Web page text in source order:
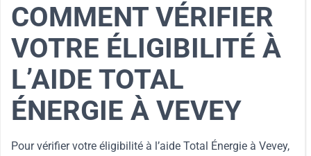
COMMENT VÉRIFIER
VOTRE ÉLIGIBILITÉ À
L’AIDE TOTAL
ÉNERGIE À VEVEY
Pour vérifier votre éligibilité à l’aide Total Énergie à Vevey,